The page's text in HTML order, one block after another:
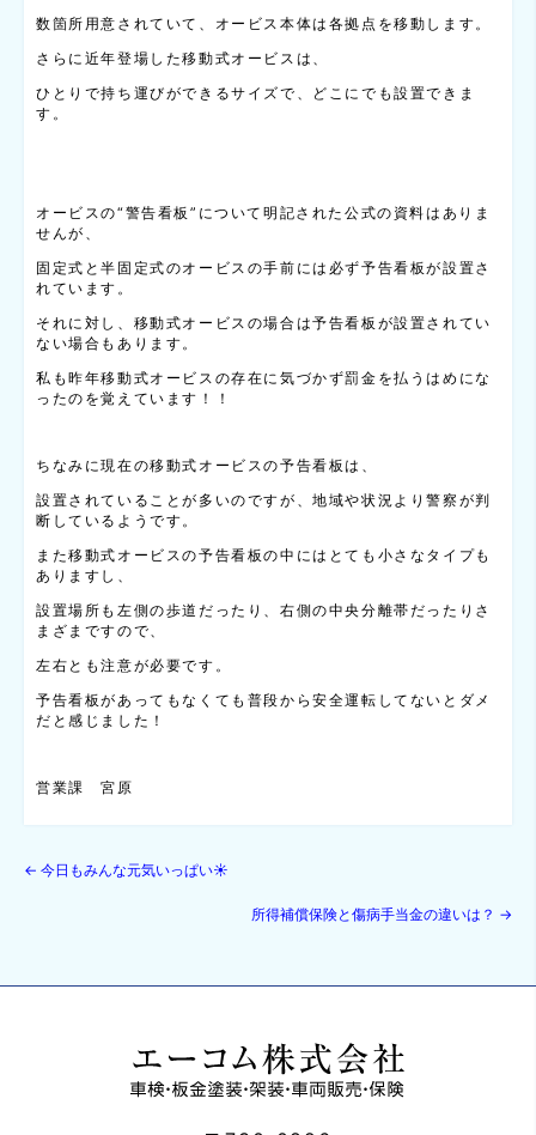
数箇所用意されていて、オービス本体は各拠点を移動します。
さらに近年登場した移動式オービスは、
ひとりで持ち運びができるサイズで、どこにでも設置できま
す。
オービスの“警告看板”について明記された公式の資料はありま
せんが、
固定式と半固定式のオービスの手前には必ず予告看板が設置さ
れています。
それに対し、移動式オービスの場合は予告看板が設置されてい
ない場合もあります。
私も昨年移動式オービスの存在に気づかず罰金を払うはめにな
ったのを覚えています！！
ちなみに現在の移動式オービスの予告看板は、
設置されていることが多いのですが、地域や状況より警察が判
断しているようです。
また移動式オービスの予告看板の中にはとても小さなタイプも
ありますし、
設置場所も左側の歩道だったり、右側の中央分離帯だったりさ
まざまですので、
左右とも注意が必要です。
予告看板があってもなくても普段から安全運転してないとダメ
だと感じました！
営業課 宮原
← 今日もみんな元気いっぱい☀
所得補償保険と傷病手当金の違いは？ →